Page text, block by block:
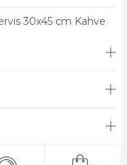
30x45 cm Kahve